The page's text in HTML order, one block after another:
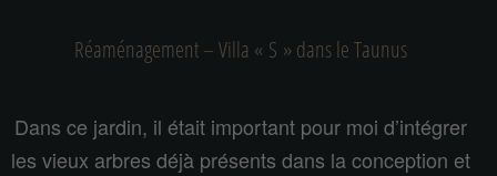
Réaménagement – Villa « S » dans le Taunus
Dans ce jardin, il était important pour moi d’intégrer
les vieux arbres déjà présents dans la conception et